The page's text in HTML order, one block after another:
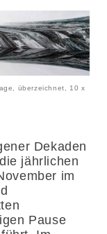
überzeichnet, 10 x
Dekaden
jährlichen
im
Pause